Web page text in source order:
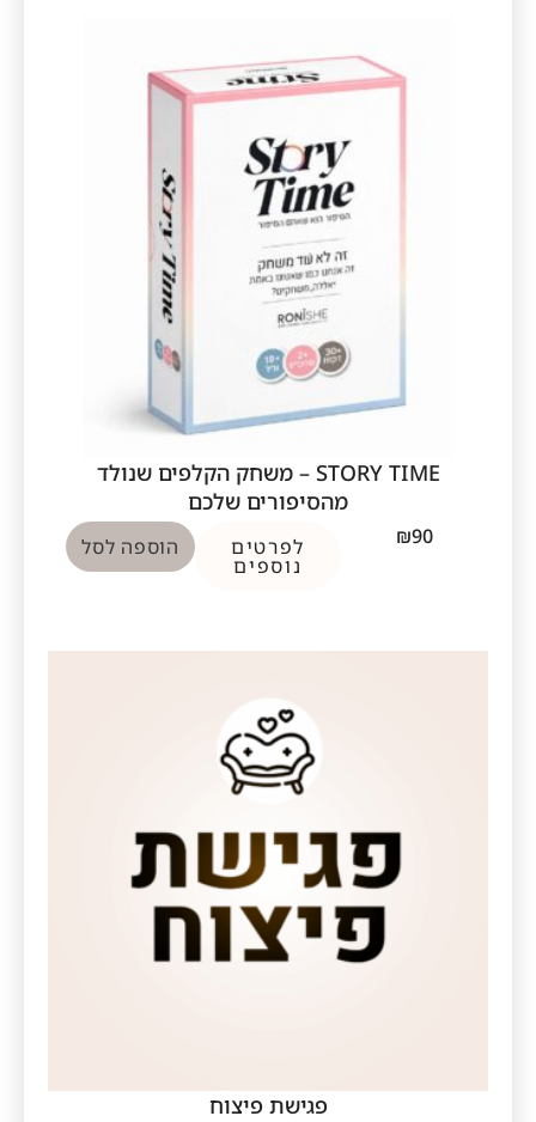
STORY TIME – משחק הקלפים שנולד
מהסיפורים שלכם
₪90 לפרטים
נוספים
הוספה לסל
פגישת פיצוח